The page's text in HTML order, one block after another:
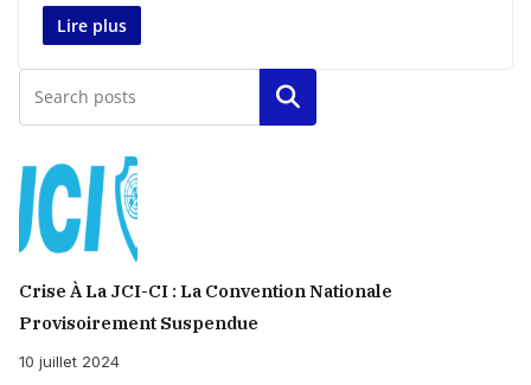
Lire plus
Rechercher
Crise À La JCI-CI : La Convention Nationale
Provisoirement Suspendue
10 juillet 2024